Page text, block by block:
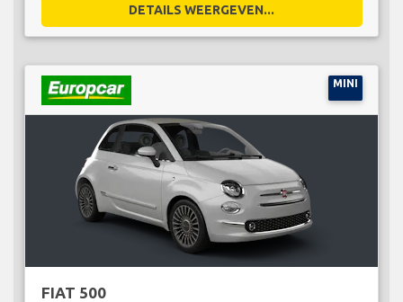
DETAILS WEERGEVEN...
MINI
FIAT 500